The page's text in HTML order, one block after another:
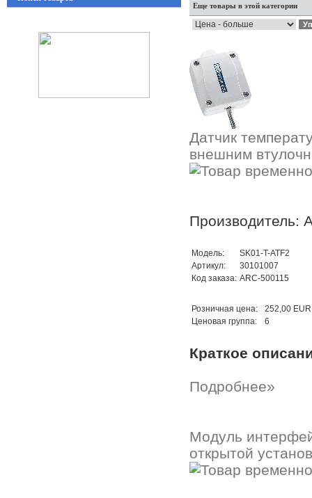
Еще товары в этой категории
Датчик
внешним
Производитель:
Модель:
SK01-T-ATF2
Артикул:
30101007
Код заказа: ARC-500115
Розничная цена:
252,00 EUR
Ценовая группа:
6
Краткое
Подробнее»
Модуль
открытой